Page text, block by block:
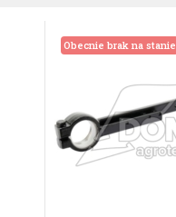
Obecnie brak na stanie